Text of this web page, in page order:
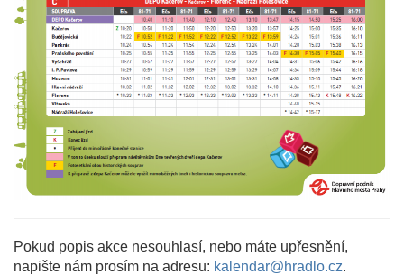
Pokud popis akce nesouhlasí, nebo máte upřesnění,
napište nám prosím na adresu: kalendar@hradlo.cz.